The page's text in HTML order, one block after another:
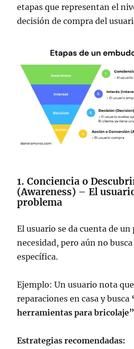
etapas que representan el
decisión de compra del
1. Conciencia o
(Awareness) – El
problema
El usuario se da cuenta de un
necesidad, pero aún no
específica.
Ejemplo: Un usuario nota
reparaciones en casa y busca
herramientas para bricolaje”
Estrategias recomendadas: